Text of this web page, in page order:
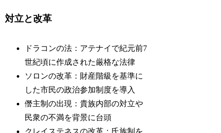
対立と改革
ドラコンの法：アテナイで紀元前7
世紀頃に作成された厳格な法律
ソロンの改革：財産階級を基準に
した市民の政治参加制度を導入
僭主制の出現：貴族内部の対立や
民衆の不満を背景に台頭